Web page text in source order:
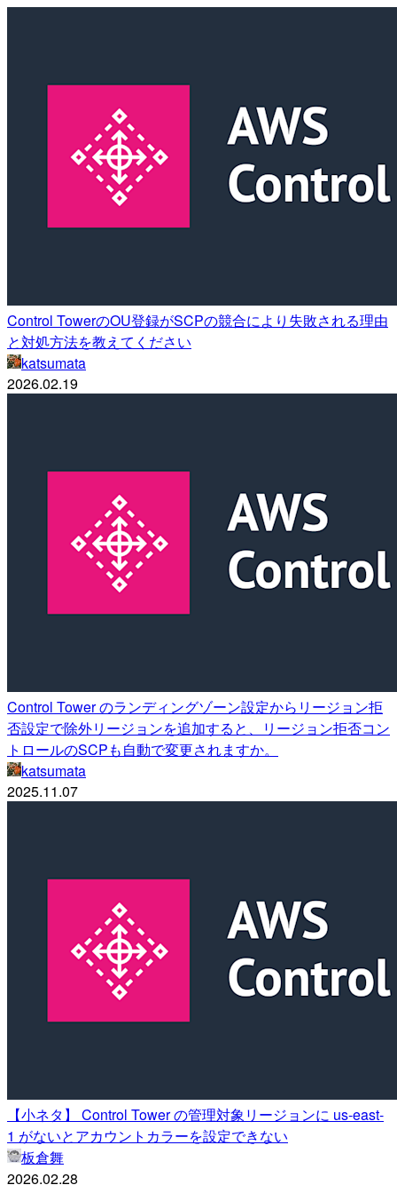
Control TowerのOU登録がSCPの競合により失敗される理由
と対処方法を教えてください
katsumata
2026.02.19
Control Tower のランディングゾーン設定からリージョン拒
否設定で除外リージョンを追加すると、リージョン拒否コン
トロールのSCPも自動で変更されますか。
katsumata
2025.11.07
【小ネタ】 Control Tower の管理対象リージョンに us-east-
1 がないとアカウントカラーを設定できない
板倉舞
2026.02.28